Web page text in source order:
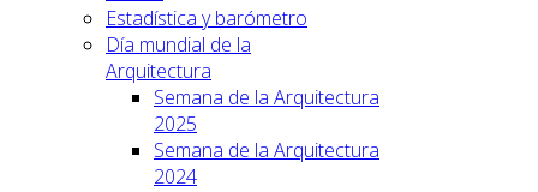
Estadística y barómetro
Día mundial de la
Arquitectura
Semana de la Arquitectura
2025
Semana de la Arquitectura
2024